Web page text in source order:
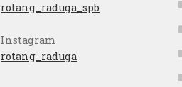
rotang_raduga_spb
Instagram
rotang_raduga